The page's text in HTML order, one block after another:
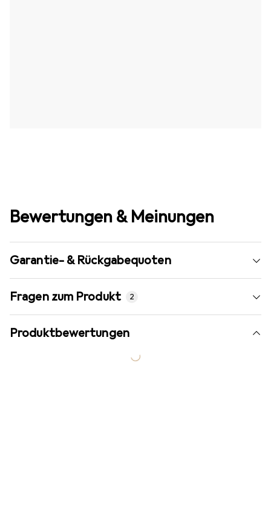
Bewertungen & Meinungen
Garantie- & Rückgabequoten
Fragen zum Produkt 2
Produktbewertungen